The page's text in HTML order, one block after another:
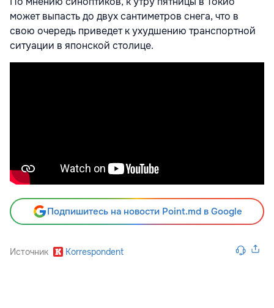
может выпасть до двух сантиметров снега, что в
свою очередь приведет к ухудшению транспортной
ситуации в японской столице.
Подпишитесь на новости Point.md в Google
Источник Korrespondent